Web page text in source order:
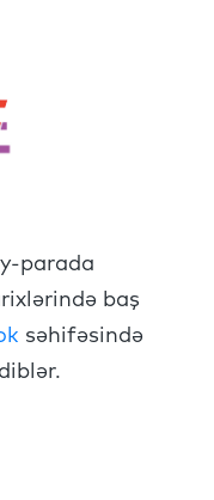
parada
baş
səhifəsində